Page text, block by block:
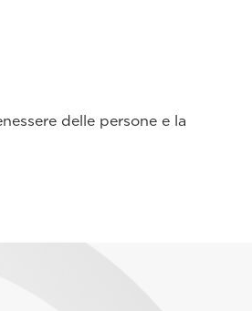
delle persone e la